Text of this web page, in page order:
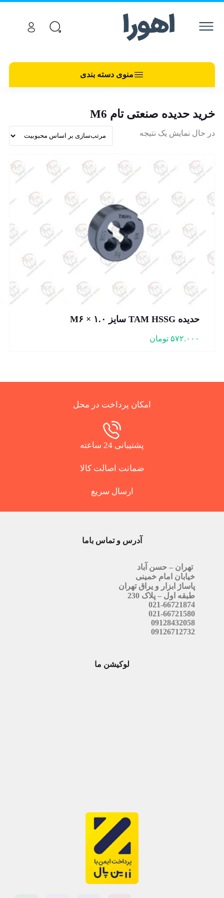
منوی دسته بندی
خرید حدیده صنعتی تام M6
در حال نمایش یک نتیجه
حدیده TAM HSSG سایز M۶ × ۱.۰
۵۷۲.۰۰۰ تومان
امکان پرداخت در محل
پشتیبانی 24 ساعته
ضمانت اصالت کالا
ارسال سریع
آدرس و تماس باما
تهران – حسن آباد
خیابان امام خمینی
پاساژ ابزار و یراق تهران
طبقه اول – پلاک 230
021-66721874
021-66721580
09128432058
09126712732
لوکیشن ما